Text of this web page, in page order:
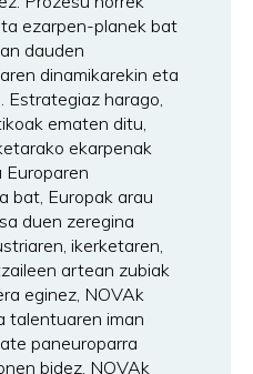
ezarpen-planek bat
dauden
dinamikarekin eta
Estrategiaz harago,
ematen ditu,
ekarpenak
bat, Europak arau
duen zeregina
ikerketaren,
artean zubiak
eginez, NOVAk
talentuaren iman
paneuroparra
bidez, NOVAk